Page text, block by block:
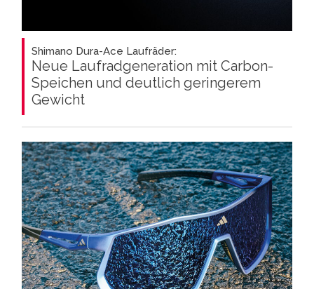
Shimano Dura-Ace Laufräder:
Neue Laufradgeneration mit Carbon-
Speichen und deutlich geringerem
Gewicht